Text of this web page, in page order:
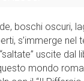
boschi oscuri,
s’immerge nel
uscite
mondo